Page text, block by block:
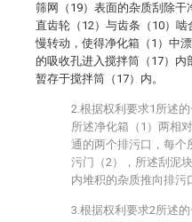
筛网（19）表面的杂质刮除干
直齿轮（12）与齿条（10）
慢转动，使得净化箱（1）中
的吸收孔进入搅拌筒（17）
暂存于搅拌筒（17）内。
2.根据权利要求1所述
所述净化箱（1）两相
通的两个排污口，每个
污门（2），所述刮泥
内堆积的杂质推向排污
3.根据权利要求2所述